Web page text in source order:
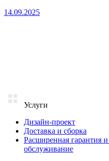
14.09.2025
Услуги
Дизайн-проект
Доставка и сборка
Расширенная гарантия
обслуживание